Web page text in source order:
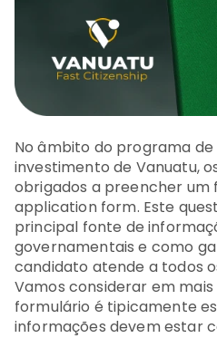
No âmbito do programa
investimento de Vanuatu,
obrigados a preencher
application form. Este
principal fonte de
governamentais e como
candidato atende a todos
Vamos considerar em
formulário é tipicamente
informações devem estar